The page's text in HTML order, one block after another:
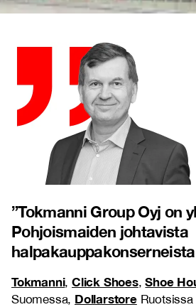
”Tokmanni Group Oyj on
Pohjoismaiden johtavista
Tokmanni,Click Shoes,Shoe
Suomessa, DollarstoreRuotsissa